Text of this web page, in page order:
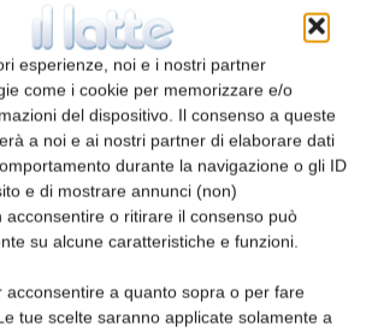
esperienze, noi e i nostri partner
come i cookie per memorizzare e/o
del dispositivo. Il consenso a queste
a noi e ai nostri partner di elaborare dati
durante la navigazione o gli ID
e di mostrare annunci (non)
acconsentire o ritirare il consenso può
su alcune caratteristiche e funzioni.
acconsentire a quanto sopra o per fare
tue scelte saranno applicate solamente a